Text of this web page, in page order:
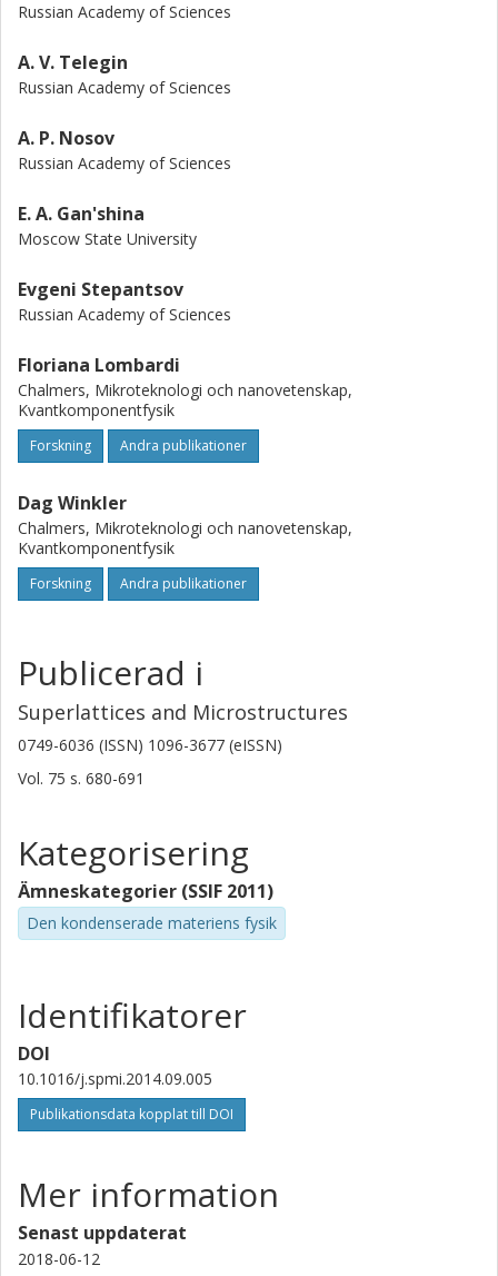
Russian Academy of Sciences
A. V. Telegin
Russian Academy of Sciences
A. P. Nosov
Russian Academy of Sciences
E. A. Gan'shina
Moscow State University
Evgeni Stepantsov
Russian Academy of Sciences
Floriana Lombardi
Chalmers, Mikroteknologi och nanovetenskap,
Kvantkomponentfysik
Forskning Andra publikationer
Dag Winkler
Chalmers, Mikroteknologi och nanovetenskap,
Kvantkomponentfysik
Forskning Andra publikationer
Publicerad i
Superlattices and Microstructures
0749-6036 (ISSN) 1096-3677 (eISSN)
Vol. 75 s. 680-691
Kategorisering
Ämneskategorier (SSIF 2011)
Den kondenserade materiens fysik
Identifikatorer
DOI
10.1016/j.spmi.2014.09.005
Publikationsdata kopplat till DOI
Mer information
Senast uppdaterat
2018-06-12